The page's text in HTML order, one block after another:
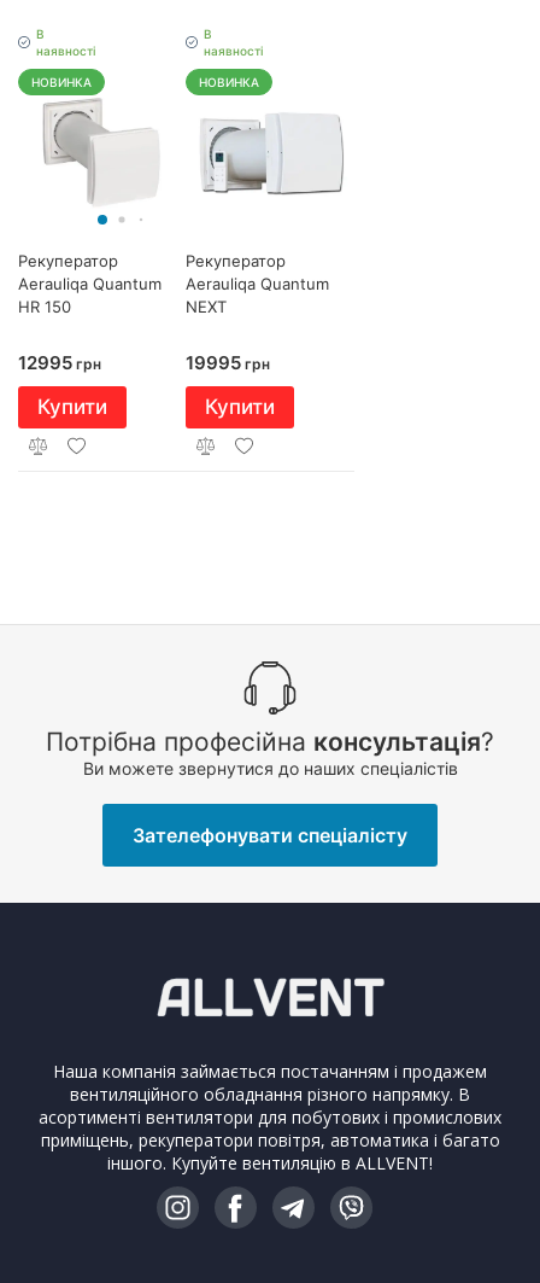
В
наявності
НОВИНКА
Рекуператор
Aerauliqa Quantum
HR 150
12995 грн
Купити
В
наявності
НОВИНКА
Рекуператор
Aerauliqa Quantum
NEXT
19995 грн
Купити
Потрібна професійна консультація?
Ви можете звернутися до наших спеціалістів
Зателефонувати спеціалісту
Наша компанія займається постачанням і продажем
вентиляційного обладнання різного напрямку. В
асортименті вентилятори для побутових і промислових
приміщень, рекуператори повітря, автоматика і багато
іншого. Купуйте вентиляцію в ALLVENT!